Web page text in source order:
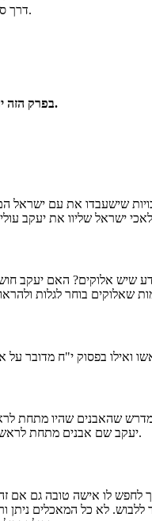
דרך סיפור זה אנו מבינים למה בעתיד בית אל יחשב כמקום קדוש לעם ישראל.
בפרק הזה יעקב חולם חלום ובהמשך גם בנו יוסף יחלום חלומות שיובילו אותו בדרכו.
2. יעקב שם אבנים מתחת לראשו אבל כשלקח אבן בחר את הגדולה מביניהן כדי להפוך אותה למצבה.